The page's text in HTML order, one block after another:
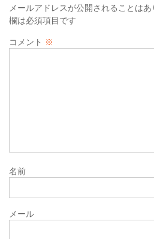
メールアドレスが公開されることはあ
欄は必須項目です
コメント ※
名前
メール